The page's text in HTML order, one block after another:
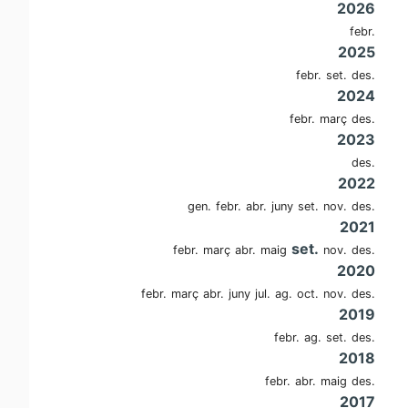
2026
febr.
2025
febr. set. des.
2024
febr. març des.
2023
des.
2022
gen. febr. abr. juny set. nov. des.
2021
febr. març abr. maig set. nov. des.
2020
febr. març abr. juny jul. ag. oct. nov. des.
2019
febr. ag. set. des.
2018
febr. abr. maig des.
2017